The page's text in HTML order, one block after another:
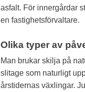
asfalt. För innergårdar
en fastighetsförvaltare.
Olika typer av
Man brukar skilja på
slitage som naturligt
årstidernas växlingar.